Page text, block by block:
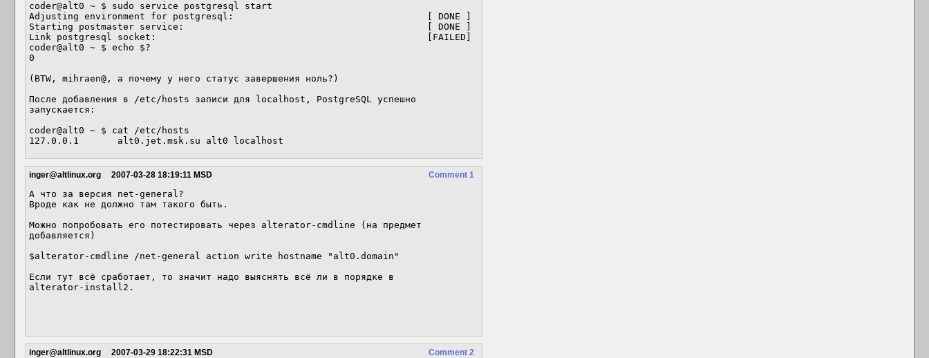
coder@alt0 ~ $ sudo service postgresql start
Adjusting environment for postgresql:                                   [ DONE ]
Starting postmaster service:                                            [ DONE ]
Link postgresql socket:                                                 [FAILED]
coder@alt0 ~ $ echo $?
0
(BTW, mihraen@, а почему у него статус завершения ноль?)
После добавления в /etc/hosts записи для localhost, PostgreSQL успешно
запускается:
coder@alt0 ~ $ cat /etc/hosts
127.0.0.1       alt0.jet.msk.su alt0 localhost
Comment 1
inger@altlinux.org 2007-03-28 18:19:11 MSD
А что за версия net-general?
Вроде как не должно там такого быть.
Можно попробовать его потестировать через alterator-cmdline (на предмет
добавляется)
$alterator-cmdline /net-general action write hostname "alt0.domain"
Если тут всё сработает, то значит надо выяснять всё ли в порядке в
alterator-install2.
Comment 2
inger@altlinux.org 2007-03-29 18:22:31 MSD